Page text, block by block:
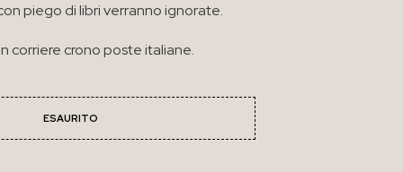
piego di libri verranno ignorate.
corriere crono poste italiane.
ESAURITO